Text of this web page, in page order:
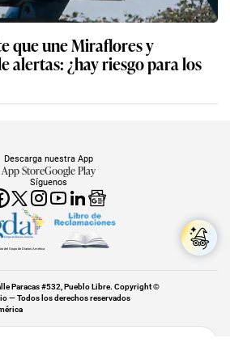
que une Miraflores y
alertas: ¿hay riesgo para los
Síguenos
Descarga nuestra App
App StoreGoogle Play
del Grupo de Diarios América
Paracas #532, Pueblo Libre. Copyright ©
— Todos los derechos reservados